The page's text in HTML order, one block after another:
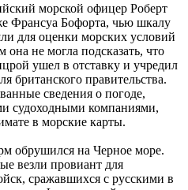
морской офицер Роберт
Франсуа Бофорта, чью шкалу
для оценки морских условий
не могла подсказать, что
ушел в отставку и учредил
британского правительства.
сведения о погоде,
судоходными компаниями,
в морские карты.
обрушился на Черное море.
везли провиант для
сражавшихся с русскими в